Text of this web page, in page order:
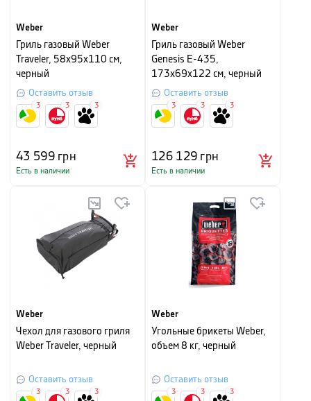
Weber
Гриль газовый Weber
Traveler, 58х95х110 см,
черный
Оставить отзыв
43 599грн
Есть в наличии
3 3 3
Weber
Гриль газовый Weber
Genesis E-435,
173х69х122 см, черный
Оставить отзыв
126 129 грн
Есть в наличии
3 3 3
Weber
Чехол для газового гриля
Weber Traveler, черный
Оставить отзыв
3 3 3
Weber
Угольные брикеты Weber,
объем 8 кг, черный
Оставить отзыв
3 3 3